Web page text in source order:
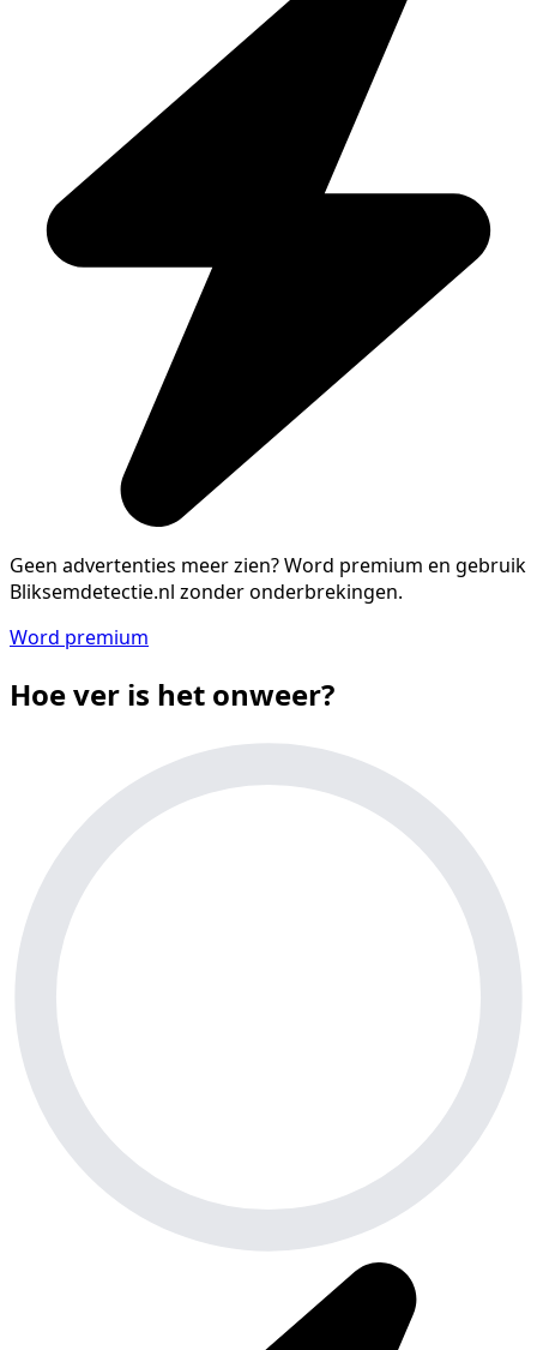
Geen advertenties meer zien?Word premium en gebruik
Bliksemdetectie.nl zonder onderbrekingen.
Word premium
Hoe ver is het onweer?